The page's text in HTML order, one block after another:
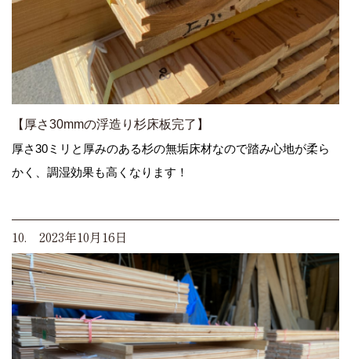
【厚さ30mmの浮造り杉床板完了】
厚さ30ミリと厚みのある杉の無垢床材なので踏み心地が柔ら
かく、調湿効果も高くなります！
10. 2023年10月16日